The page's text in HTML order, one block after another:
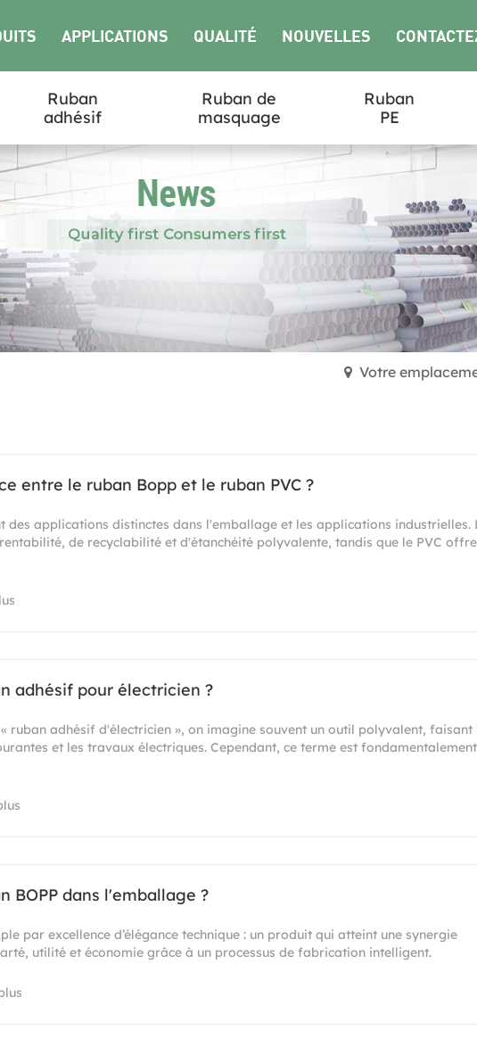
APPLICATIONS QUALITÉ NOUVELLES
NOUS
Ruban
adhésif
Ruban de
masquage
Ruban
PE
Votre
entre le ruban Bopp et le ruban PVC ?
des applications distinctes dans l'emballage et les applications industrielles.
de recyclabilité et d'étanchéité polyvalente, tandis que le PVC offre
adhésif pour électricien ?
ruban adhésif d'électricien », on imagine souvent un outil polyvalent, faisant
et les travaux électriques. Cependant, ce terme est fondamentalement
BOPP dans l'emballage ?
par excellence d’élégance technique : un produit qui atteint une synergie
utilité et économie grâce à un processus de fabrication intelligent.